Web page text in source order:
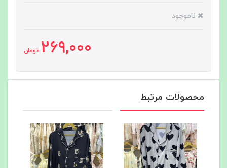
ناموجود
269,000 تومان
محصولات مرتبط